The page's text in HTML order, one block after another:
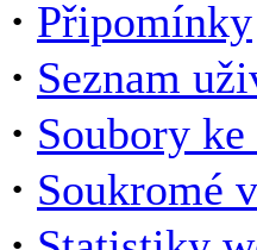
· Připomínky
· Seznam
· Soubory ke
· Soukromé